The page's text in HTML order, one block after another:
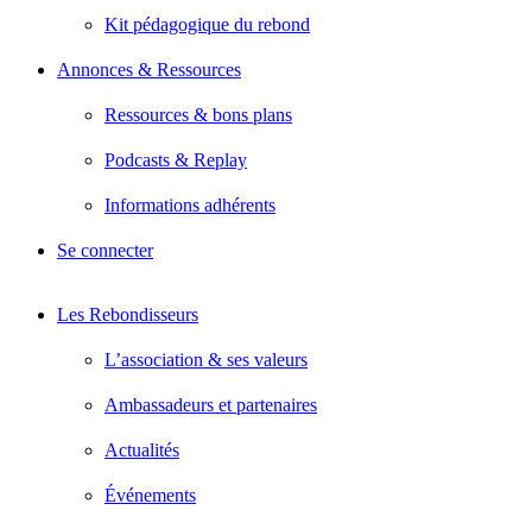
Kit pédagogique du rebond
Annonces & Ressources
Ressources & bons plans
Podcasts & Replay
Informations adhérents
Se connecter
Les Rebondisseurs
L’association & ses valeurs
Ambassadeurs et partenaires
Actualités
Événements